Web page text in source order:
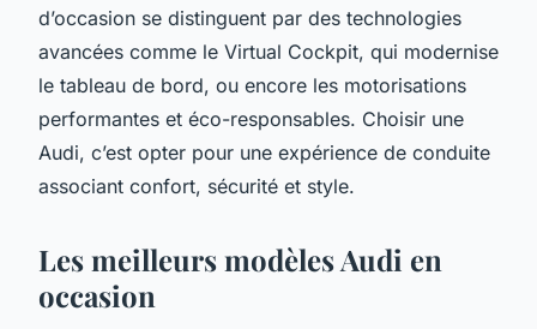
d’occasion se distinguent par des technologies
avancées comme le Virtual Cockpit, qui modernise
le tableau de bord, ou encore les motorisations
performantes et éco-responsables. Choisir une
Audi, c’est opter pour une expérience de conduite
associant confort, sécurité et style.
Les meilleurs modèles Audi en
occasion